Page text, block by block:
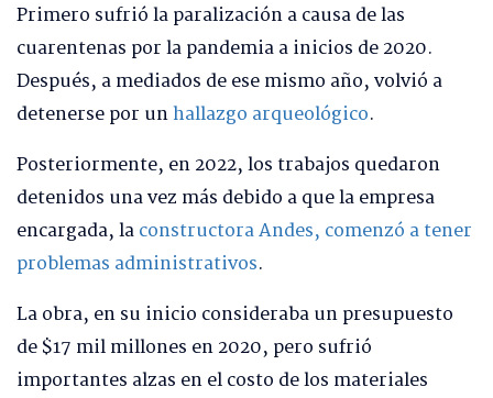
Primero sufrió la paralización a causa de las
cuarentenas por la pandemia a inicios de 2020.
Después, a mediados de ese mismo año, volvió a
detenerse por unhallazgo arqueológico.
Posteriormente, en 2022, los trabajos quedaron
detenidos una vez más debido a que la empresa
encargada, laconstructora Andes, comenzó a tener
problemas administrativos.
La obra, en su inicio consideraba un presupuesto
de $17 mil millones en 2020, pero sufrió
importantes alzas en el costo de los materiales